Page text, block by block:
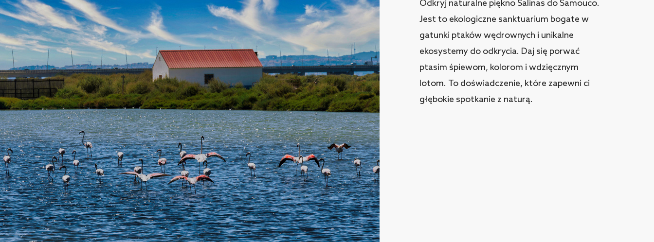
Odkryj naturalne piękno Salinas do Samouco.
Jest to ekologiczne sanktuarium bogate w
gatunki ptaków wędrownych i unikalne
ekosystemy do odkrycia. Daj się porwać
ptasim śpiewom, kolorom i wdzięcznym
lotom. To doświadczenie, które zapewni ci
głębokie spotkanie z naturą.